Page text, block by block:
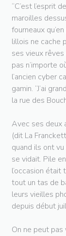
“C’est l’esprit
maroilles
fourneaux
lillois ne cache
ses vieux
pas n’importe
l’ancien cyber
gamin. “J’ai
la rue des
Avec ses deux
(dit La
quand ils ont
se vidait. Pile
l’occasion
tout un tas de
leurs vieilles
depuis début
On ne peut